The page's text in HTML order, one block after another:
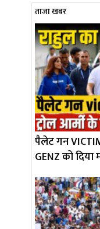
ताजा खबर
पैलेट गन
GENZ को दिया